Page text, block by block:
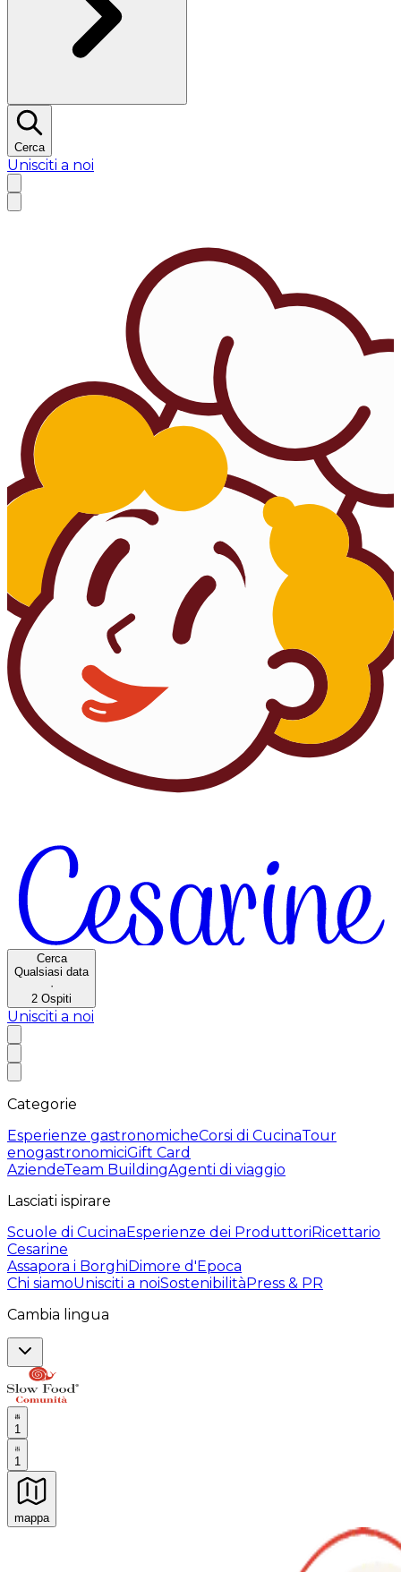
Cerca
Unisciti a noi
Cerca
Qualsiasi data
·
2 Ospiti
Unisciti a noi
Categorie
Esperienze gastronomicheCorsi di CucinaTour
enogastronomiciGift Card
AziendeTeam BuildingAgenti di viaggio
Lasciati ispirare
Scuole di CucinaEsperienze dei ProduttoriRicettario
Cesarine
Assapora i BorghiDimore d'Epoca
Chi siamoUnisciti a noiSostenibilitàPress & PR
Cambia lingua
1
1
mappa
Esperienze culinarie indimenticabili: Esperienze